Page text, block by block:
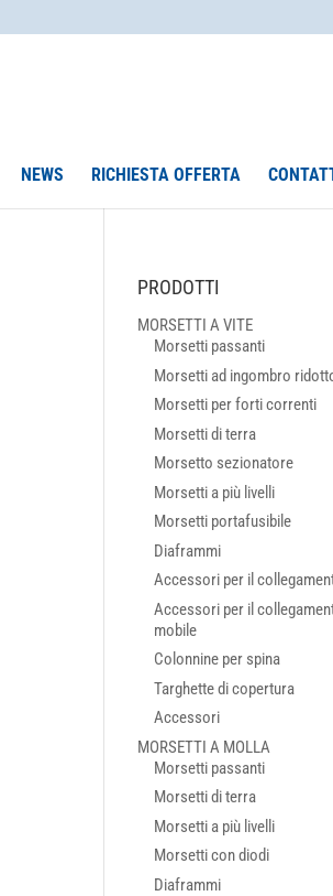
NEWS RICHIESTA OFFERTA
PRODOTTI
MORSETTI A VITE
Morsetti passanti
Morsetti ad ingombro
Morsetti per forti correnti
Morsetti di terra
Morsetto sezionatore
Morsetti a più livelli
Morsetti portafusibile
Diaframmi
Accessori per il
Accessori per il
mobile
Colonnine per spina
Targhette di copertura
Accessori
MORSETTI A MOLLA
Morsetti passanti
Morsetti di terra
Morsetti a più livelli
Morsetti con diodi
Diaframmi